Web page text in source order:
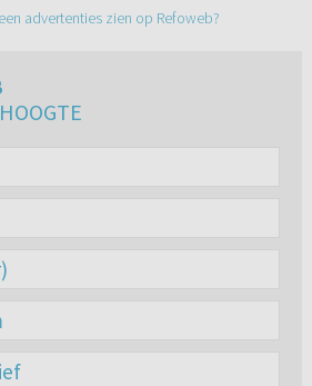
advertenties zien op Refoweb?